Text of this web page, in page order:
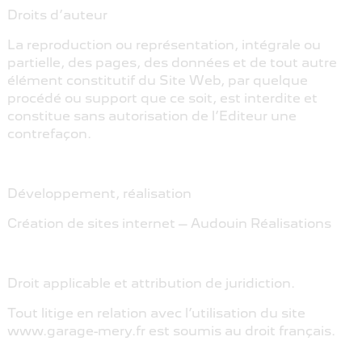
Droits d’auteur
La reproduction ou représentation, intégrale ou
partielle, des pages, des données et de tout autre
élément constitutif du Site Web, par quelque
procédé ou support que ce soit, est interdite et
constitue sans autorisation de l’Editeur une
contrefaçon.
Développement, réalisation
Création de sites internet – Audouin Réalisations
Droit applicable et attribution de juridiction.
Tout litige en relation avec l’utilisation du site
www.garage-mery.fr est soumis au droit français.